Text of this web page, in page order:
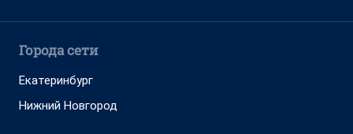
Города сети
Екатеринбург
Нижний Новгород